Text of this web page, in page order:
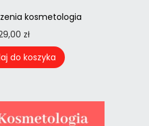
kosmetologia
zł
do koszyka